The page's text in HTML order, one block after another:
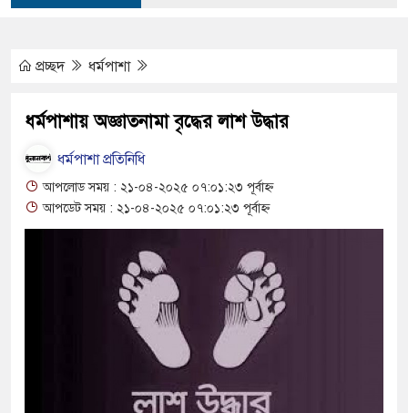
দিবস পালিত
ঝুঁকি নিয়ে চলাচল
অভাবে অনিশ্চয়তায় হাওরের শত শত শিক্ষার্থীর
সম্মেলন রফিকুল ইসলামের প্রতিপক্ষের সব অভিযোগ
প্রচ্ছদ ধর্মপাশা
ধর্মপাশায় অজ্ঞাতনামা বৃদ্ধের লাশ উদ্ধার
ধর্মপাশা প্রতিনিধি
আপলোড সময় : ২১-০৪-২০২৫ ০৭:০১:২৩ পূর্বাহ্ন
আপডেট সময় : ২১-০৪-২০২৫ ০৭:০১:২৩ পূর্বাহ্ন